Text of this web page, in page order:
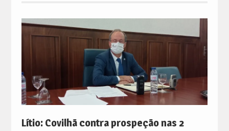
Lítio: Covilhã contra prospeção nas 2